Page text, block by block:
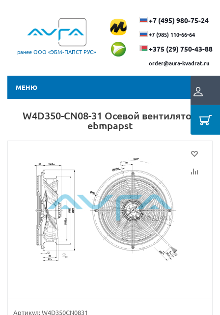
ранее ООО «ЭБМ‑ПАПСТ РУС»
+7 (495) 980-75-24
+7 (985) 110-66-64
+375 (29) ​750-43-88
order@aura-kvadrat.ru
МЕНЮ
W4D350-CN08-31 Осевой вентилятор
ebmpapst
Артикул:W4D350CN0831